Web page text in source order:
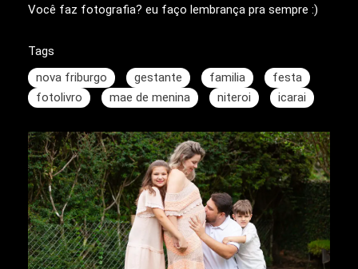
Você faz fotografia? eu faço lembrança pra sempre :)
Tags
nova friburgo
gestante familia
festa
fotolivro
mae de menina niteroi icarai